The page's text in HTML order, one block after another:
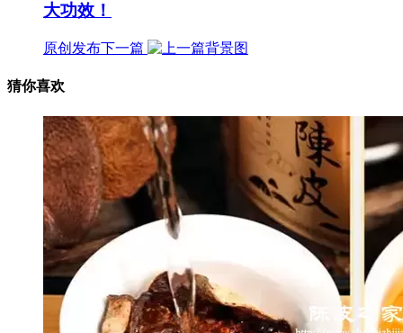
大功效！
原创发布下一篇
猜你喜欢